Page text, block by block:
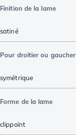
Finition de la lame
satiné
Pour droitier ou gaucher
symétrique
Forme de la lame
clippoint